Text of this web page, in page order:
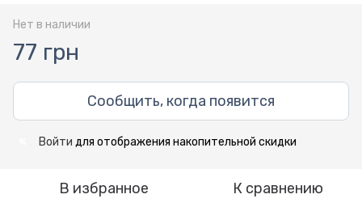
Нет в наличии
77 грн
Сообщить, когда появится
Войти для отображения накопительной скидки
В избранное К сравнению